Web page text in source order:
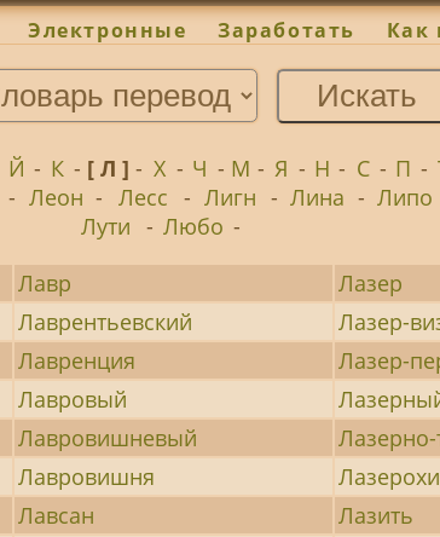
Электронные Заработать Как
Й - К - [ Л ]- Х - Ч - М - Я - Н - С - П -
- Леон - Лесс - Лигн - Лина - Липо
Лути - Любо -
Лавр
Лазер
Лаврентьевский
Лазер-
Лавренция
Лазер-
Лавровый
Лавровишневый
Лавровишня
Лавсан
Лазить